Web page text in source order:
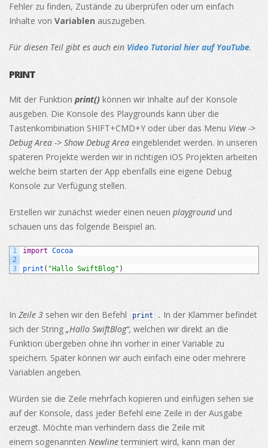
Fehler zu finden, Zustände zu überprüfen oder um einfach
Inhalte von Variablen auszugeben.
Für diesen Teil gibt es auch ein Video Tutorial hier auf YouTube.
PRINT
Mit der Funktion print() können wir Inhalte auf der Konsole
ausgeben. Die Konsole des Playgrounds kann über die
Tastenkombination SHIFT+CMD+Y oder über das Menu View ->
Debug Area -> Show Debug Area eingeblendet werden. In unseren
späteren Projekte werden wir in richtigen iOS Projekten arbeiten
welche beim starten der App ebenfalls eine eigene Debug
Konsole zur Verfügung stellen.
Erstellen wir zunächst wieder einen neuen playgroundund
schauen uns das folgende Beispiel an.
1
2
3
import Cocoa
print ( "Hallo SwiftBlog" )
In Zeile 3 sehen wir den Befehl print . In der Klammer befindet
sich der String „Hallo SwiftBlog“, welchen wir direkt an die
Funktion übergeben ohne ihn vorher in einer Variable zu
speichern. Später können wir auch einfach eine oder mehrere
Variablen angeben.
Würden sie die Zeile mehrfach kopieren und einfügen sehen sie
auf der Konsole, dass jeder Befehl eine Zeile in der Ausgabe
erzeugt. Möchte man verhindern dass die Zeile mit
einem sogenannten Newlineterminiert wird, kann man der